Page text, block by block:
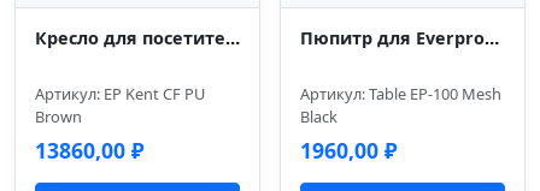
Кресло для посетителей Everprof Kent (Кент) CF Экокожа Коричневый
Артикул: EP Kent CF PU
Brown
13860,00 ₽
Пюпитр для Everprof EP-100
Артикул: Table EP-100 Mesh
Black
1960,00 ₽